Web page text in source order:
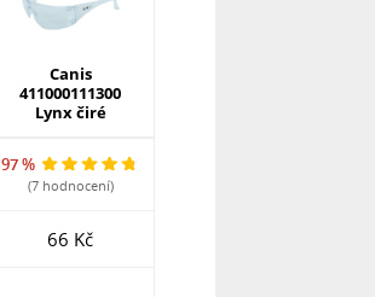
Canis
411000111300
Lynx čiré
97 %
(7 hodnocení)
66 Kč